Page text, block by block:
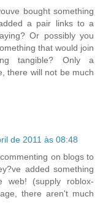
bought something
a pair links to a
Or possibly you
that would join
tangible? Only a
there will not be much
de 2011 às 08:48
on blogs to
added something
web! (supply roblox-
there aren't much